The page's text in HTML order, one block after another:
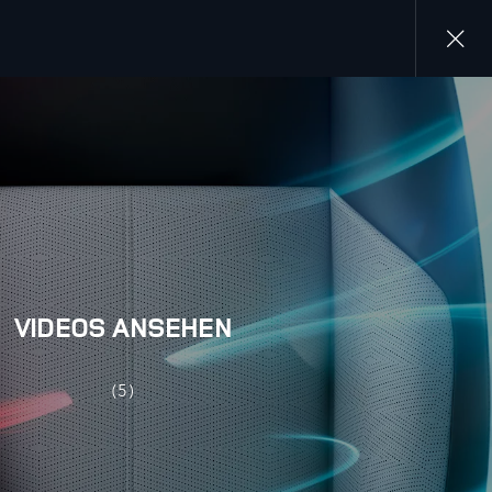
Close
VIDEOS ANSEHEN
(5)